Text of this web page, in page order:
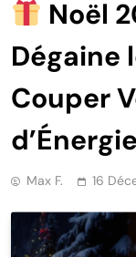
Noël
Dégaine
Couper
Max F. 16